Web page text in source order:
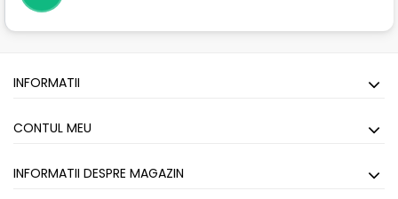
INFORMATII
CONTUL MEU
INFORMATII DESPRE MAGAZIN